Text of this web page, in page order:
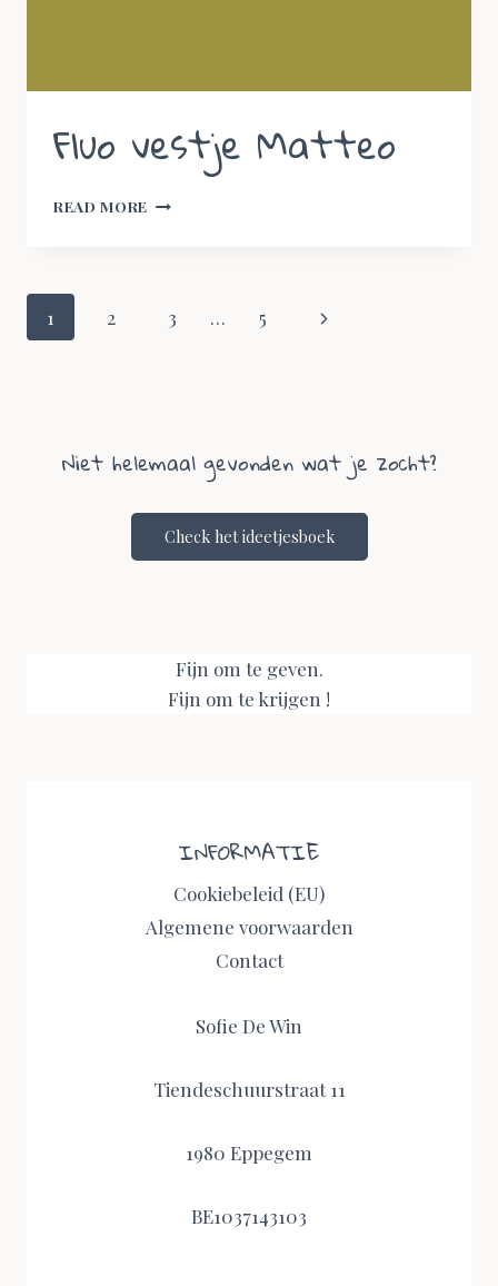
Fluo vestje Matteo
READ MORE FLUO
Page
1 2 3 … 5
Next
Niet helemaal gevonden wat je zocht?
Check het ideetjesboek
Fijn om te geven.
Fijn om te krijgen !
INFORMATIE
Cookiebeleid (EU)
Algemene voorwaarden
Contact
Sofie De Win
Tiendeschuurstraat 11
1980 Eppegem
BE1037143103